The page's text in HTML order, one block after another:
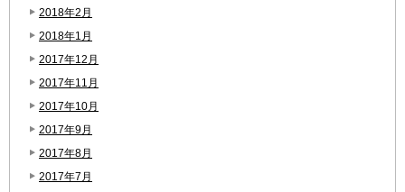
2018年2月
2018年1月
2017年12月
2017年11月
2017年10月
2017年9月
2017年8月
2017年7月